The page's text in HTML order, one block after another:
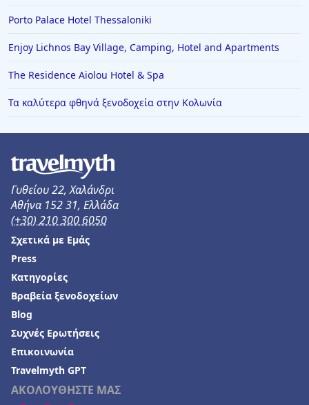
Porto Palace Hotel Thessaloniki
Enjoy Lichnos Bay Village, Camping, Hotel and Apartments
The Residence Aiolou Hotel & Spa
Τα καλύτερα φθηνά ξενοδοχεία στην Κολωνία
Γυθείου 22, Χαλάνδρι
Αθήνα 152 31, Ελλάδα
(+30) 210 300 6050
ΑΚΟΛΟΥΘΗΣΤΕ ΜΑΣ
Σχετικά με Εμάς
Press
Κατηγορίες
Βραβεία ξενοδοχείων
Blog
Συχνές Ερωτήσεις
Επικοινωνία
Travelmyth GPT